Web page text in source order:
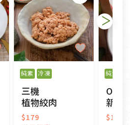
純素 冷凍
三機
植物絞肉
$179
純素
新豬
$179